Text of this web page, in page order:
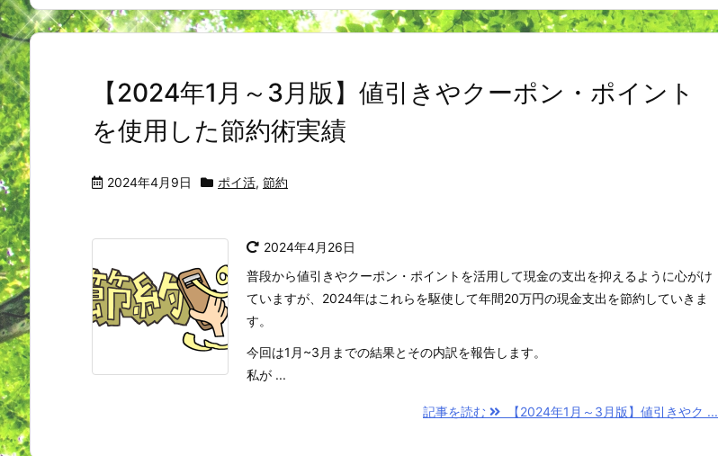
【2024年1月～3月版】値引きやクーポン・ポイント
を使用した節約術実績
2024年4月9日 ポイ活, 節約
2024年4月26日
普段から値引きやクーポン・ポイントを活用して現金の支出を抑えるように心がけ
ていますが、2024年はこれらを駆使して年間20万円の現金支出を節約していきま
す。
今回は1月~3月までの結果とその内訳を報告します。
私が ...
記事を読む 【2024年1月～3月版】値引きやク ...